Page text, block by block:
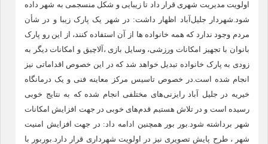
اولویت مدیریت شهری قرار داد تا زیبایی و شکل منسجمی به شهر داده
شود.شهردار جلیل‌آباد اظهار داشت: در شهر یک پارک زیبا و در شأن
مردم وجود ندارد که همه خانواده ها از آن استفاده کنند، از این رو پارک
بانوان با تجهیز امکانات ورزشی، وسایل بازی ،آلاچیق و امکانات دیگر به
زودی به پارک خانواده تبدیل خواهد شد که در این خصوص اقداماتی نیز
انجام شده است.در خصوص تاسیس مرکز معاینه فنی و یک درمانگاه
خیریه در جلیل آباد رایزنی‌های مختلفی انجام شده که به نتایج خوبی
رسیده است و در تلاش هستیم قدم‌های خوبی در جهت افزایش امکانات
شهر برداشته شود.بور بور همچنین ادامه داد: در جهت افزایش امنیت
شهر ، طرح پایش تصویری نیز در اولویت شهرداری قرار دارد.بوربور با